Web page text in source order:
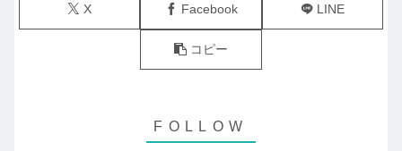
X Facebook LINE
コピー